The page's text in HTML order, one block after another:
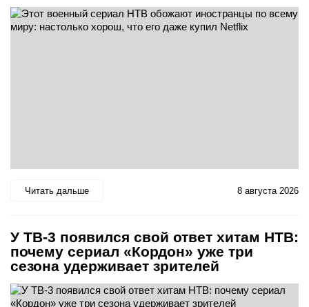
Читать дальше 8 августа 2026
У ТВ-3 появился свой ответ хитам НТВ:
почему сериал «Кордон» уже три
сезона удерживает зрителей